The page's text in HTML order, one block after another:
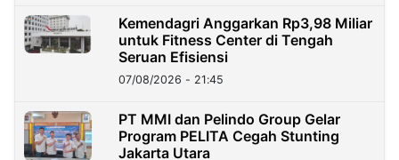
Kemendagri Anggarkan Rp3,98 Miliar
untuk Fitness Center di Tengah
Seruan Efisiensi
07/08/2026 - 21:45
PT MMI dan Pelindo Group Gelar
Program PELITA Cegah Stunting
Jakarta Utara